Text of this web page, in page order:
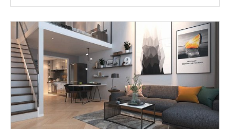
Розміри: 1204х193х8;
Стилі:
Кольори: